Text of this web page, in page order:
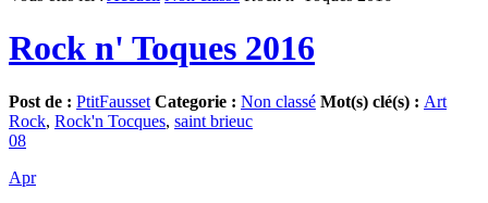
Rock n' Toques 2016
Post de : PtitFausset Categorie : Non classé Mot(s) clé(s) : Art
Rock, Rock'n Tocques, saint brieuc
08
Apr